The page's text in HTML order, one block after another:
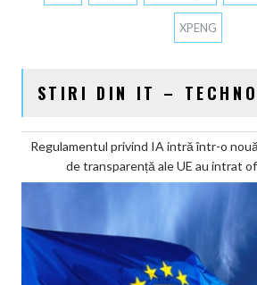
XPENG
STIRI DIN IT –
Regulamentul privind IA intră într-o
de transparență ale UE au intrat